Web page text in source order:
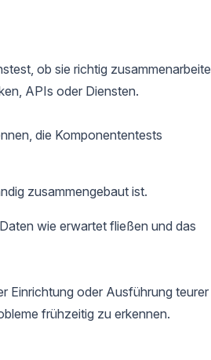
ob sie richtig
APIs oder Diensten.
die Komponententests
zusammengebaut ist.
wie erwartet fließen und das
Einrichtung oder Ausführung teurer
frühzeitig zu erkennen.